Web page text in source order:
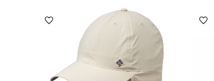
הוספה למועדפים הוספה למועדפים